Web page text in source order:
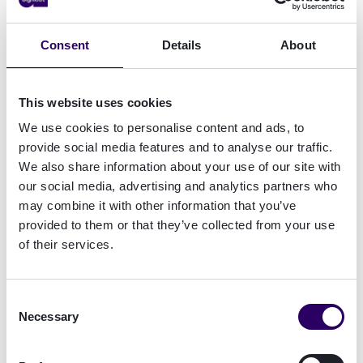
Consent Details About
This website uses cookies
We use cookies to personalise content and ads, to
provide social media features and to analyse our traffic.
We also share information about your use of our site with
our social media, advertising and analytics partners who
may combine it with other information that you’ve
provided to them or that they’ve collected from your use
of their services.
Selection
Necessary
sidonnaiseen maksuun tai tilitietoon liittyvä
tunnistus ja maksusuostumus erotetaan
toisistaan. Näin tunnistus tehtäisiin samalla
menetelmällä kuin missä tahansa ”ei maksuihin
liittyvässä” palvelussa ja sen jälkeen samassa
istunnossa käyttäjä vahvistaa maksun
tunnistautuneena. Esimerkiksi
luottokorttimaksun yhteydessä tunnistus ja
decoupled authentication) niin, että tunnistus